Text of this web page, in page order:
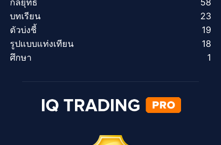
กลยุทธ์
58
บทเรียน
23
ตัวบ่งชี้
19
รูปแบบแท่งเทียน
18
ศึกษา
1